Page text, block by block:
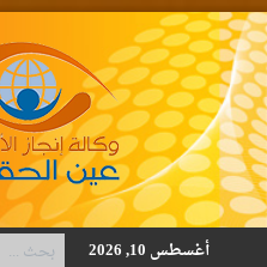
أغسطس 10, 2026